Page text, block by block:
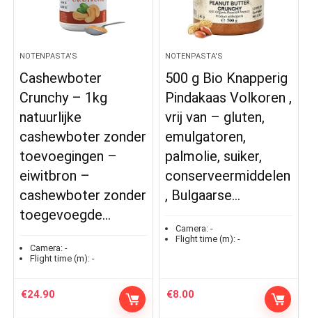
NOTENPASTA'S
Cashewboter
Crunchy – 1kg
natuurlijke
cashewboter zonder
toevoegingen –
eiwitbron –
cashewboter zonder
toegevoegde…
Camera: -
Flight time (m): -
€24.90
NOTENPASTA'S
500 g Bio Knapperig
Pindakaas Volkoren ,
vrij van – gluten,
emulgatoren,
palmolie, suiker,
conserveermiddelen
, Bulgaarse…
Camera: -
Flight time (m): -
€8.00